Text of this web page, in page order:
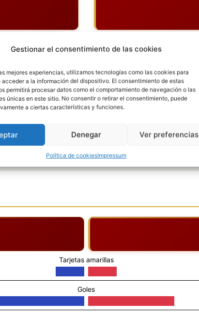
Gestionar el consentimiento de las cookies
mejores experiencias, utilizamos tecnologías como las cookies para
acceder a la información del dispositivo. El consentimiento de estas
permitirá procesar datos como el comportamiento de navegación o las
únicas en este sitio. No consentir o retirar el consentimiento, puede
a ciertas características y funciones.
Denegar Ver preferencias
Política de cookiesImpressum
por Tarjeta roja
5'
5' Rodrigo Mendoza
Tarjetas amarillas
Goles